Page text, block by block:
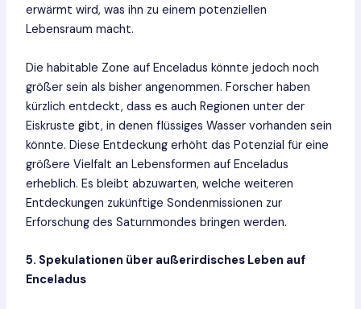
erwärmt wird, was ihn zu einem potenziellen
Lebensraum macht.
Die habitable Zone auf Enceladus könnte jedoch noch
größer sein als bisher angenommen. Forscher haben
kürzlich entdeckt, dass es auch Regionen unter der
Eiskruste gibt, in denen flüssiges Wasser vorhanden sein
könnte. Diese Entdeckung erhöht das Potenzial für eine
größere Vielfalt an Lebensformen auf Enceladus
erheblich. Es bleibt abzuwarten, welche weiteren
Entdeckungen zukünftige Sondenmissionen zur
Erforschung des Saturnmondes bringen werden.
5. Spekulationen über außerirdisches Leben auf
Enceladus